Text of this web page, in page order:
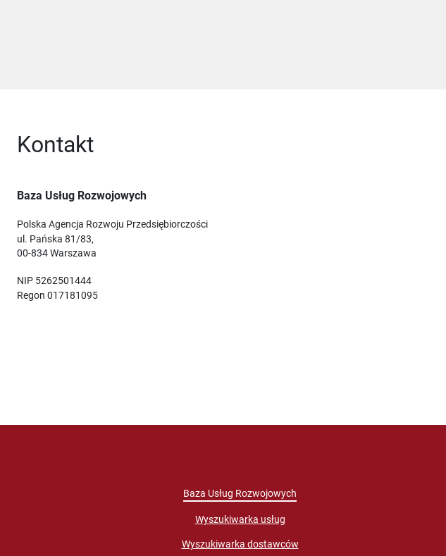
Kontakt
Baza Usług Rozwojowych
Polska Agencja Rozwoju Przedsiębiorczości
ul. Pańska 81/83,
00-834 Warszawa
NIP 5262501444
Regon 017181095
Baza Usług Rozwojowych
Wyszukiwarka usług
Wyszukiwarka dostawców